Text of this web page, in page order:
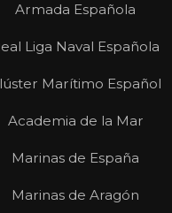
Armada Española
Liga Naval Española
Marítimo Español
Academia de la Mar
Marinas de España
Marinas de Aragón